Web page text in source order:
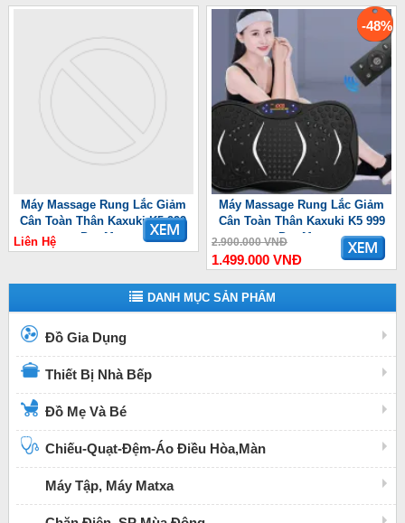
Máy Massage Rung Lắc Giảm
Cân Toàn Thân Kaxuki K5 999
Pro Max
Liên Hệ
-48%
Máy Massage Rung Lắc Giảm
Cân Toàn Thân Kaxuki K5 999
Pro Max
2.900.000 VNĐ
1.499.000 VNĐ
DANH MỤC SẢN PHẨM
Đồ Gia Dụng
Thiết Bị Nhà Bếp
Đồ Mẹ Và Bé
Chiếu-Quạt-Đệm-Áo Điều Hòa,Màn
Máy Tập, Máy Matxa